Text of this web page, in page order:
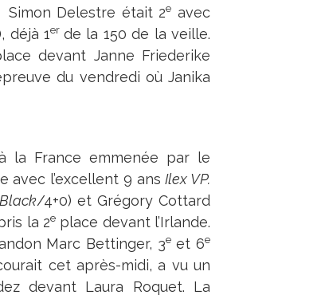
Simon Delestre était 2e avec
déjà 1er de la 150 de la veille.
devant Janne Friederike
du vendredi où Janika
la France emmenée par le
avec l’excellent 9 ansIlex VP.
/4+0) et Grégory Cottard
la 2eplace devant l’Irlande.
Marc Bettinger, 3eet 6e
cet après-midi, a vu un
devant Laura Roquet. La